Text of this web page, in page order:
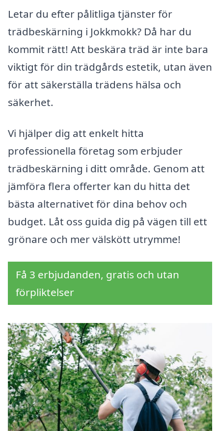
Letar du efter pålitliga tjänster för
trädbeskärning i Jokkmokk? Då har du
kommit rätt! Att beskära träd är inte bara
viktigt för din trädgårds estetik, utan även
för att säkerställa trädens hälsa och
säkerhet.
Vi hjälper dig att enkelt hitta
professionella företag som erbjuder
trädbeskärning i ditt område. Genom att
jämföra flera offerter kan du hitta det
bästa alternativet för dina behov och
budget. Låt oss guida dig på vägen till ett
grönare och mer välskött utrymme!
Få 3 erbjudanden, gratis och utan
förpliktelser